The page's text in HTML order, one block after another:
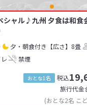
シャル♪九州 夕食は和
夕・朝食付き 【広さ】8畳
禁煙
おとな1名 税込
旅行代金
(おとな2名 こ